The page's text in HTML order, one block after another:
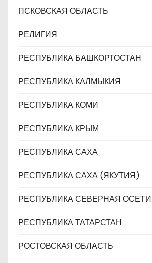
ПСКОВСКАЯ ОБЛАСТЬ
РЕЛИГИЯ
РЕСПУБЛИКА БАШКОРТОСТАН
РЕСПУБЛИКА КАЛМЫКИЯ
РЕСПУБЛИКА КОМИ
РЕСПУБЛИКА КРЫМ
РЕСПУБЛИКА САХА
РЕСПУБЛИКА САХА (ЯКУТИЯ)
РЕСПУБЛИКА СЕВЕРНАЯ
РЕСПУБЛИКА ТАТАРСТАН
РОСТОВСКАЯ ОБЛАСТЬ